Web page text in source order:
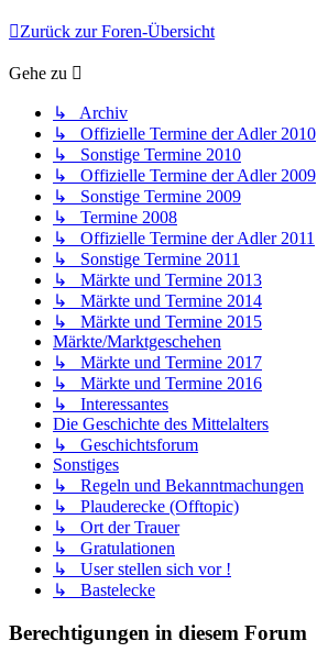
Zurück zur Foren-Übersicht
Gehe zu
↳ Archiv
↳ Offizielle Termine der Adler 2010
↳ Sonstige Termine 2010
↳ Offizielle Termine der Adler 2009
↳ Sonstige Termine 2009
↳ Termine 2008
↳ Offizielle Termine der Adler 2011
↳ Sonstige Termine 2011
↳ Märkte und Termine 2013
↳ Märkte und Termine 2014
↳ Märkte und Termine 2015
Märkte/Marktgeschehen
↳ Märkte und Termine 2017
↳ Märkte und Termine 2016
↳ Interessantes
Die Geschichte des Mittelalters
↳ Geschichtsforum
Sonstiges
↳ Regeln und Bekanntmachungen
↳ Plauderecke (Offtopic)
↳ Ort der Trauer
↳ Gratulationen
↳ User stellen sich vor !
↳ Bastelecke
Berechtigungen in diesem Forum